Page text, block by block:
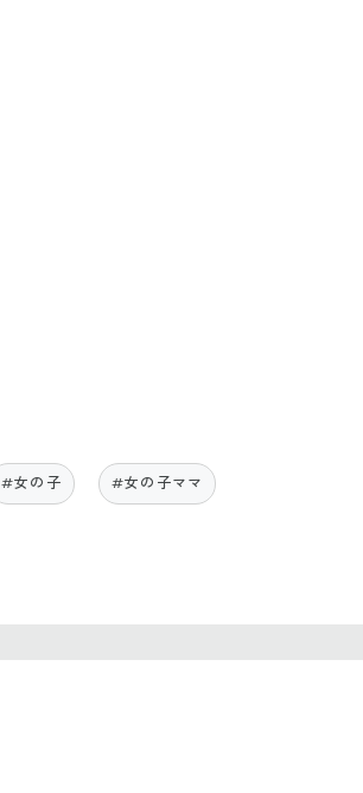
#女の子 #女の子ママ